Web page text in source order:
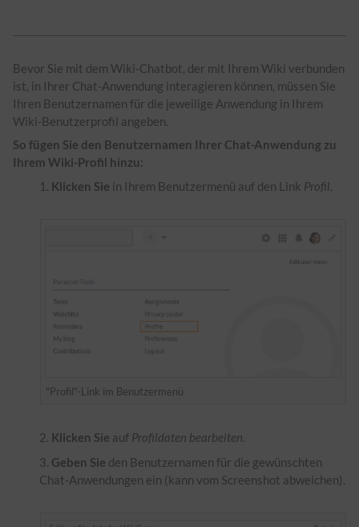
Bevor Sie mit dem Wiki-Chatbot, der mit Ihrem Wiki verbunden
ist, in Ihrer Chat-Anwendung interagieren können, müssen Sie
Ihren Benutzernamen für die jeweilige Anwendung in Ihrem
Wiki-Benutzerprofil angeben.
So fügen Sie den Benutzernamen Ihrer Chat-Anwendung zu
Ihrem Wiki-Profil hinzu:
Klicken Sie in Ihrem Benutzermenü auf den Link Profil.
"Profil"-Link im Benutzermenü
Klicken Sie auf Profildaten bearbeiten.
Geben Sie den Benutzernamen für die gewünschten
Chat-Anwendungen ein (kann vom Screenshot abweichen).